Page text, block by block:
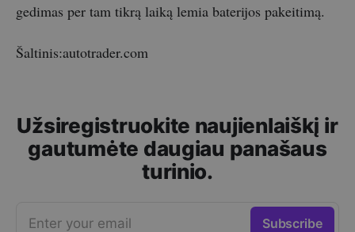
gedimas per tam tikrą laiką lemia baterijos pakeitimą.
Šaltinis:autotrader.com
Užsiregistruokite naujienlaiškį ir
gautumėte daugiau panašaus
turinio.
Enter your email Subscribe